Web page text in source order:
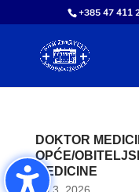
+385 47 411
DOKTOR
OPĆE/
MEDICINE